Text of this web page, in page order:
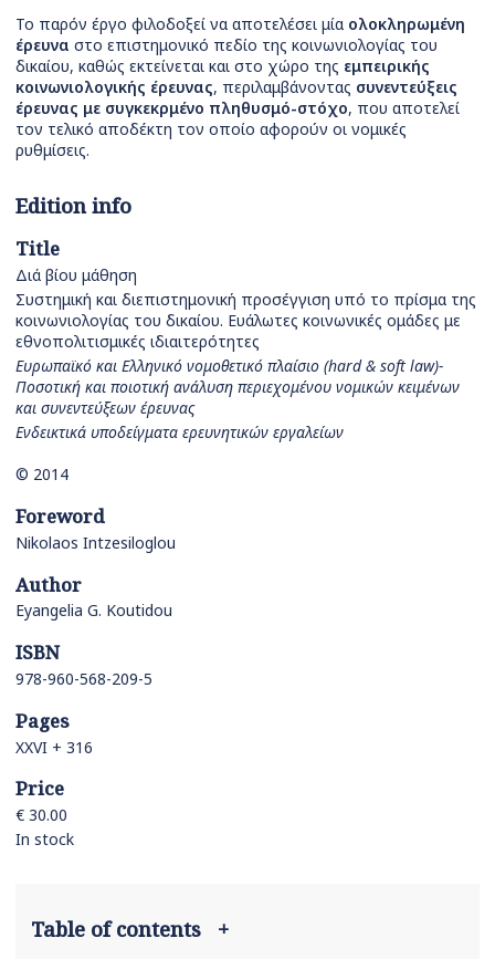
Το παρόν έργο φιλοδοξεί να αποτελέσει μία ολοκληρωμένη
έρευνα στο επιστημονικό πεδίο της κοινωνιολογίας του
δικαίου, καθώς εκτείνεται και στο χώρο της εμπειρικής
κοινωνιολογικής έρευνας, περιλαμβάνοντας συνεντεύξεις
έρευνας με συγκεκρμένο πληθυσμό-στόχο, που αποτελεί
τον τελικό αποδέκτη τον οποίο αφορούν οι νομικές
ρυθμίσεις.
Edition info
Title
Διά βίου μάθηση
Συστημική και διεπιστημονική προσέγγιση υπό το πρίσμα της
κοινωνιολογίας του δικαίου. Ευάλωτες κοινωνικές ομάδες με
εθνοπολιτισμικές ιδιαιτερότητες
Ευρωπαϊκό και Ελληνικό νομοθετικό πλαίσιο (hard & soft law)-
Ποσοτική και ποιοτική ανάλυση περιεχομένου νομικών κειμένων
και συνεντεύξεων έρευνας
Ενδεικτικά υποδείγματα ερευνητικών εργαλείων
© 2014
Foreword
Nikolaos Intzesiloglou
Author
Eyangelia G. Koutidou
ISBN
978-960-568-209-5
Pages
XXVI + 316
Price
€ 30.00
In stock
Table of contents +